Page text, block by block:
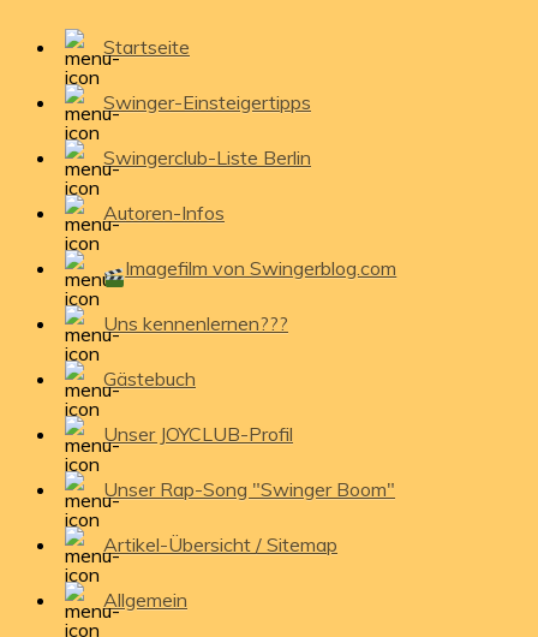
Startseite
Swinger-Einsteigertipps
Swingerclub-Liste Berlin
Autoren-Infos
Imagefilm von Swingerblog.com
Uns kennenlernen???
Gästebuch
Unser JOYCLUB-Profil
Unser Rap-Song "Swinger Boom"
Artikel-Übersicht / Sitemap
Allgemein